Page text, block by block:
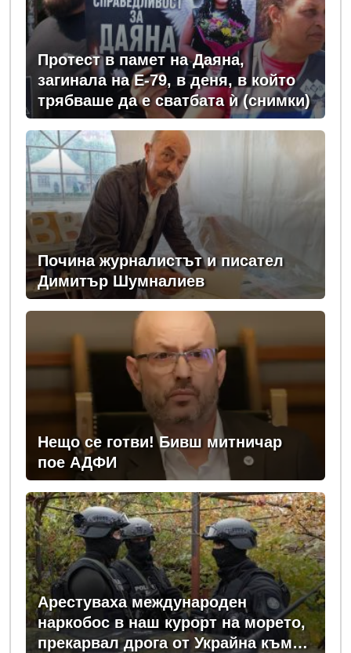
Протест в памет на Даяна,
загинала на Е-79, в деня, в който
трябваше да е сватбата ѝ (снимки)
Почина журналистът и писател
Димитър Шумналиев
Нещо се готви! Бивш митничар
пое АДФИ
Арестуваха международен
наркобос в наш курорт на морето,
прекарвал дрога от Украйна към